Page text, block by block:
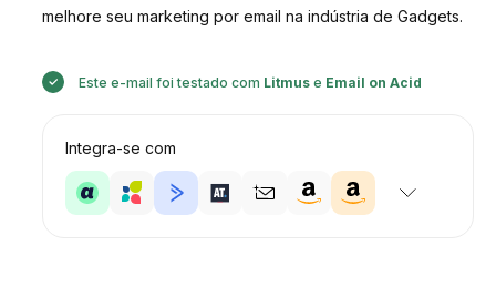
melhore seu marketing por email na indústria de Gadgets.
Este e-mail foi testado com Litmus e Email on Acid
Integra-se com